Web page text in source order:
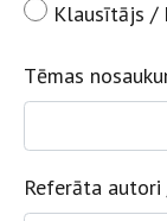
Klausītājs /
Tēmas
Referāta